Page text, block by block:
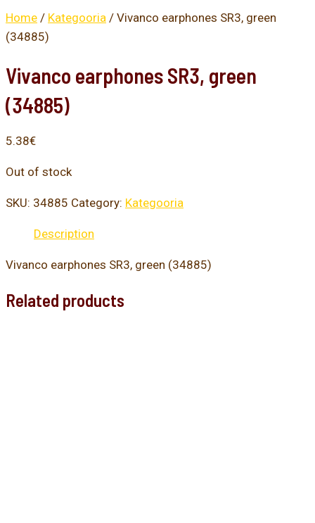
Home / Kategooria / Vivanco earphones SR3, green
(34885)
Vivanco earphones SR3, green
(34885)
5.38€
Out of stock
SKU: 34885 Category: Kategooria
Description
Vivanco earphones SR3, green (34885)
Related products